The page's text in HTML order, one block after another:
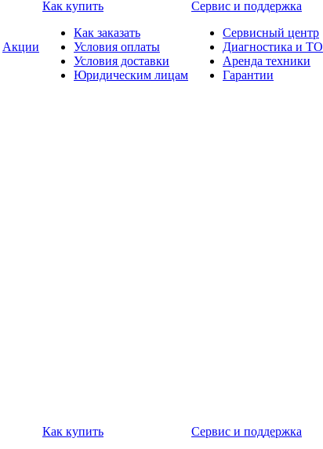
Акции
Как купить
Как заказать
Условия оплаты
Условия доставки
Юридическим лицам
Сервис и поддержка
Сервисный центр
Диагностика и ТО
Аренда техники
Гарантии
Как купить
Сервис и поддержка